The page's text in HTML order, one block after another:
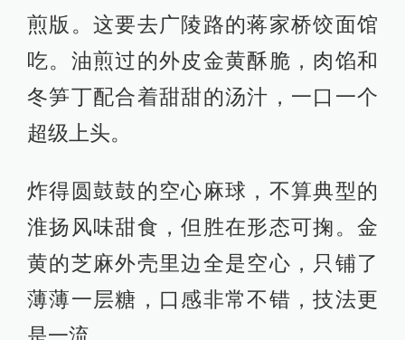
煎版。这要去广陵路的蒋家桥饺面馆
吃。油煎过的外皮金黄酥脆，肉馅和
冬笋丁配合着甜甜的汤汁，一口一个
超级上头。
炸得圆鼓鼓的空心麻球，不算典型的
淮扬风味甜食，但胜在形态可掬。金
黄的芝麻外壳里边全是空心，只铺了
薄薄一层糖，口感非常不错，技法更